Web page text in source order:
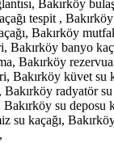
Bakırköy
tespit ,
Bakırköy
Bakırköy banyo
Bakırköy
Bakırköy küvet su
Bakırköy radyatör
su deposu
su kaçağı,